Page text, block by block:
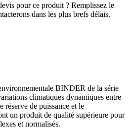
pour ce produit ? Remplissez le
dans les plus brefs délais.
BINDER de la série
climatiques dynamiques entre
réserve de puissance et le
un produit de qualité supérieure pour
et normalisés.